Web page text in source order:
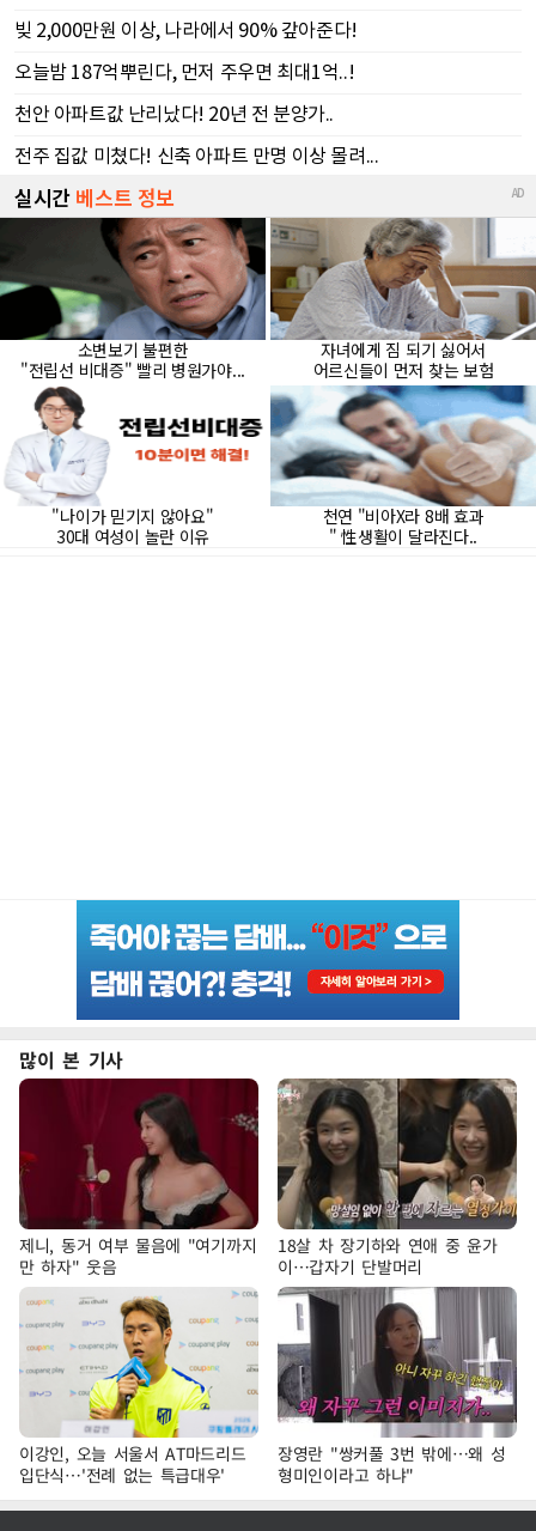
많이 본 기사
제니, 동거 여부 물음에 "여기까지
만 하자" 웃음
18살 차 장기하와 연애 중 윤가
이…갑자기 단발머리
이강인, 오늘 서울서 AT마드리드
입단식…'전례 없는 특급대우'
장영란 "쌍커풀 3번 밖에…왜 성
형미인이라고 하냐"